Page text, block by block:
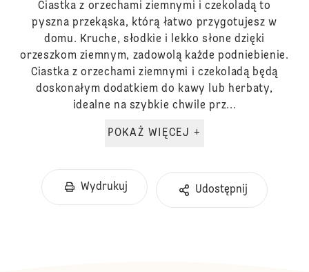
Ciastka z orzechami ziemnymi i czekoladą to
pyszna przekąska, którą łatwo przygotujesz w
domu. Kruche, słodkie i lekko słone dzięki
orzeszkom ziemnym, zadowolą każde podniebienie.
Ciastka z orzechami ziemnymi i czekoladą będą
doskonałym dodatkiem do kawy lub herbaty,
idealne na szybkie chwile prz...
POKAŻ WIĘCEJ +
Wydrukuj Udostępnij